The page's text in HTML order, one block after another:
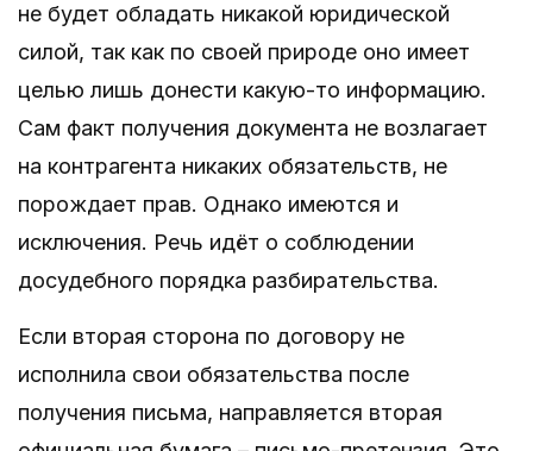
не будет обладать никакой юридической
силой, так как по своей природе оно имеет
целью лишь донести какую-то информацию.
Сам факт получения документа не возлагает
на контрагента никаких обязательств, не
порождает прав. Однако имеются и
исключения. Речь идёт о соблюдении
досудебного порядка разбирательства.
Если вторая сторона по договору не
исполнила свои обязательства после
получения письма, направляется вторая